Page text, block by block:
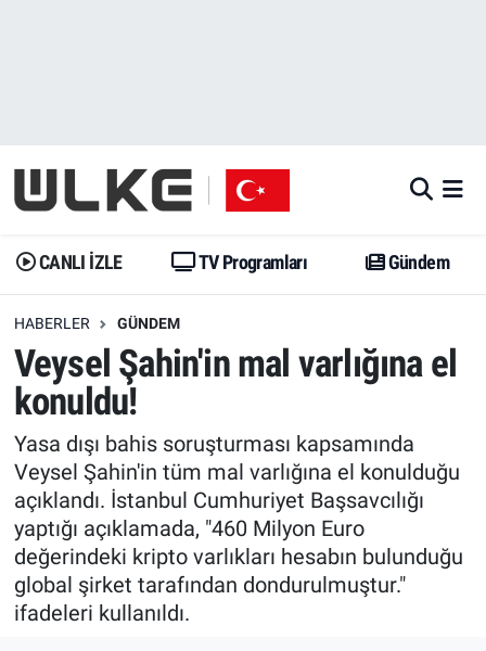
CANLI İZLE TV Programları Gündem
HABERLER GÜNDEM
Veysel Şahin'in mal varlığına el
konuldu!
Yasa dışı bahis soruşturması kapsamında
Veysel Şahin'in tüm mal varlığına el konulduğu
açıklandı. İstanbul Cumhuriyet Başsavcılığı
yaptığı açıklamada, "460 Milyon Euro
değerindeki kripto varlıkları hesabın bulunduğu
global şirket tarafından dondurulmuştur."
ifadeleri kullanıldı.
Gündem
Dünya
Erişim Bilgileri
Ekonomi
Trend
Özel Haberler
Yazarlar
Gündem
Trend
Erişim Bilgileri
Spor
Ekonomi
Dünya
Medya
İstanbul Namaz Vakitleri
Trafik Durumu
Erişim Bilgileri
Tüm Manşetler
Son Dakika Haberleri
Haber Arşivi